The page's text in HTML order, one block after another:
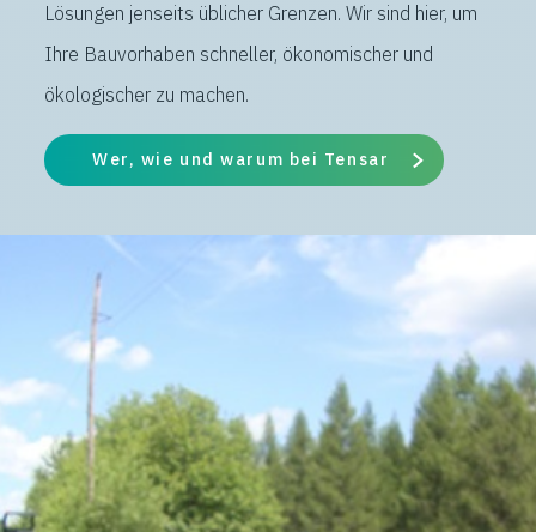
Lösungen jenseits üblicher Grenzen. Wir sind hier, um
Ihre Bauvorhaben schneller, ökonomischer und
ökologischer zu machen.
Wer, wie und warum bei Tensar